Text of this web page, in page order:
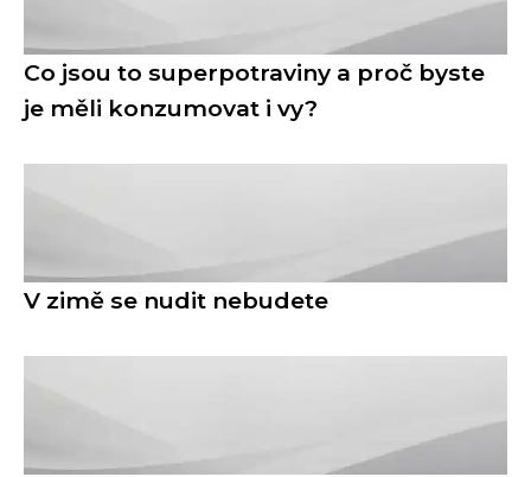
Co jsou to superpotraviny a proč byste
je měli konzumovat i vy?
V zimě se nudit nebudete